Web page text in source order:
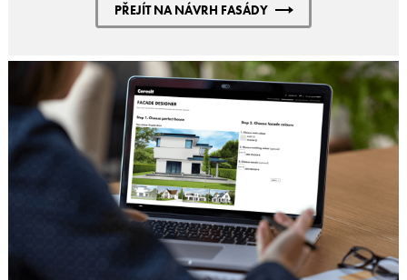
PŘEJÍT NA NÁVRH FASÁDY